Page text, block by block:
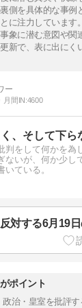
側を具体的な事例
に注力しています
象に潜む意図や関
新で、表に出にく
月間IN:4600
、そして下ら
判をして何かを為
ないが、何か少し
いている。
ポイント
政治・皇室を批評す